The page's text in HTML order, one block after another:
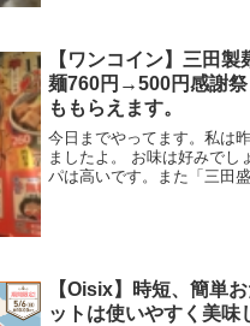
【ワンコイン】三田
麺760円→500円感謝
ももらえます。
今日までやってます。私は
ましたよ。 お味は好みでし
パは高いです。また「三田盛
【Oisix】時短、簡単
ットは使いやすく美味